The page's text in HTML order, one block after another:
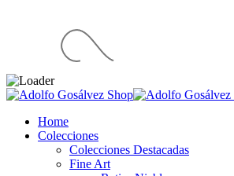
Home
Colecciones
Colecciones Destacadas
Fine Art